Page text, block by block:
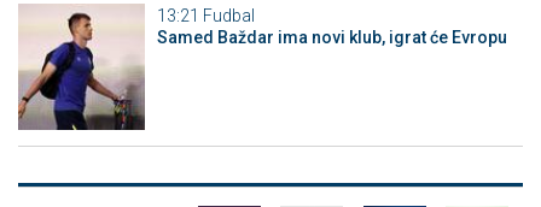
13:21 Fudbal
Samed Baždar ima novi klub, igrat će Evropu